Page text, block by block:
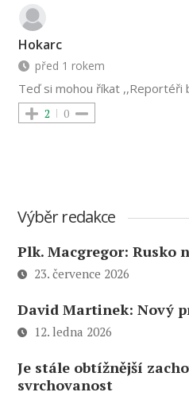
Hokarc
před 1 rokem
Teď si mohou říkat ,,Reportéři
2 0
Výběr redakce
Plk. Macgregor: Rusko
23. července 2026
David Martinek: Nový
12. ledna 2026
Je stále obtížnější
svrchovanost